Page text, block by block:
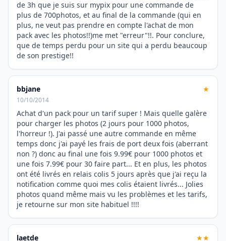
de 3h que je suis sur mypix pour une commande de
plus de 700photos, et au final de la commande (qui en
plus, ne veut pas prendre en compte l'achat de mon
pack avec les photos!!)me met "erreur"!!. Pour conclure,
que de temps perdu pour un site qui a perdu beaucoup
de son prestige!!
bbjane ★
10/10/2014
Achat d'un pack pour un tarif super ! Mais quelle galère
pour charger les photos (2 jours pour 1000 photos,
l'horreur !). J'ai passé une autre commande en même
temps donc j'ai payé les frais de port deux fois (aberrant
non ?) donc au final une fois 9.99€ pour 1000 photos et
une fois 7.99€ pour 30 faire part... Et en plus, les photos
ont été livrés en relais colis 5 jours après que j'ai reçu la
notification comme quoi mes colis étaient livrés... Jolies
photos quand même mais vu les problèmes et les tarifs,
je retourne sur mon site habituel !!!!
laetde ★★